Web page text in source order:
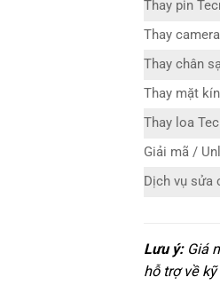
Thay pin
Thay
Thay chân
Thay mặt
Thay loa
Giải mã /
Dịch vụ sửa
Lưu ý:Giá
hỗ trợ về